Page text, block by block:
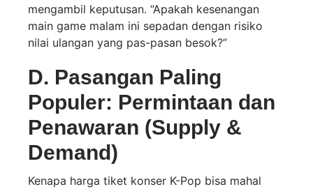
mengambil keputusan. “Apakah kesenangan
main game malam ini sepadan dengan risiko
nilai ulangan yang pas-pasan besok?”
D. Pasangan Paling
Populer: Permintaan dan
Penawaran (Supply &
Demand)
Kenapa harga tiket konser K-Pop bisa mahal